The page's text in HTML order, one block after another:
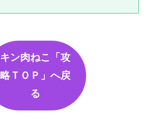
キン肉ねこ「攻
略ＴＯＰ」へ戻
る